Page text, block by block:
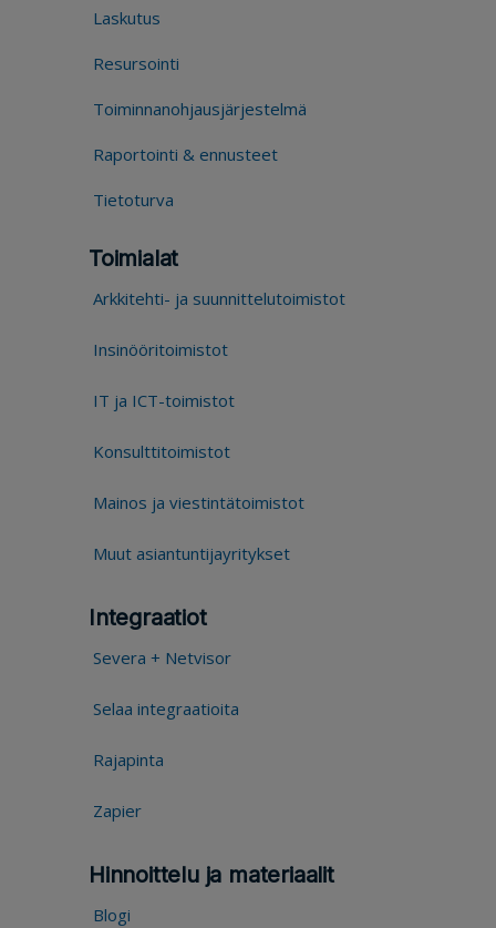
Laskutus
Resursointi
Toiminnanohjausjärjestelmä
Raportointi & ennusteet
Tietoturva
Toimialat
Arkkitehti- ja suunnittelutoimistot
Insinööritoimistot
IT ja ICT-toimistot
Konsulttitoimistot
Mainos ja viestintätoimistot
Muut asiantuntijayritykset
Integraatiot
Severa + Netvisor
Selaa integraatioita
Rajapinta
Zapier
Hinnoittelu ja materiaalit
Blogi